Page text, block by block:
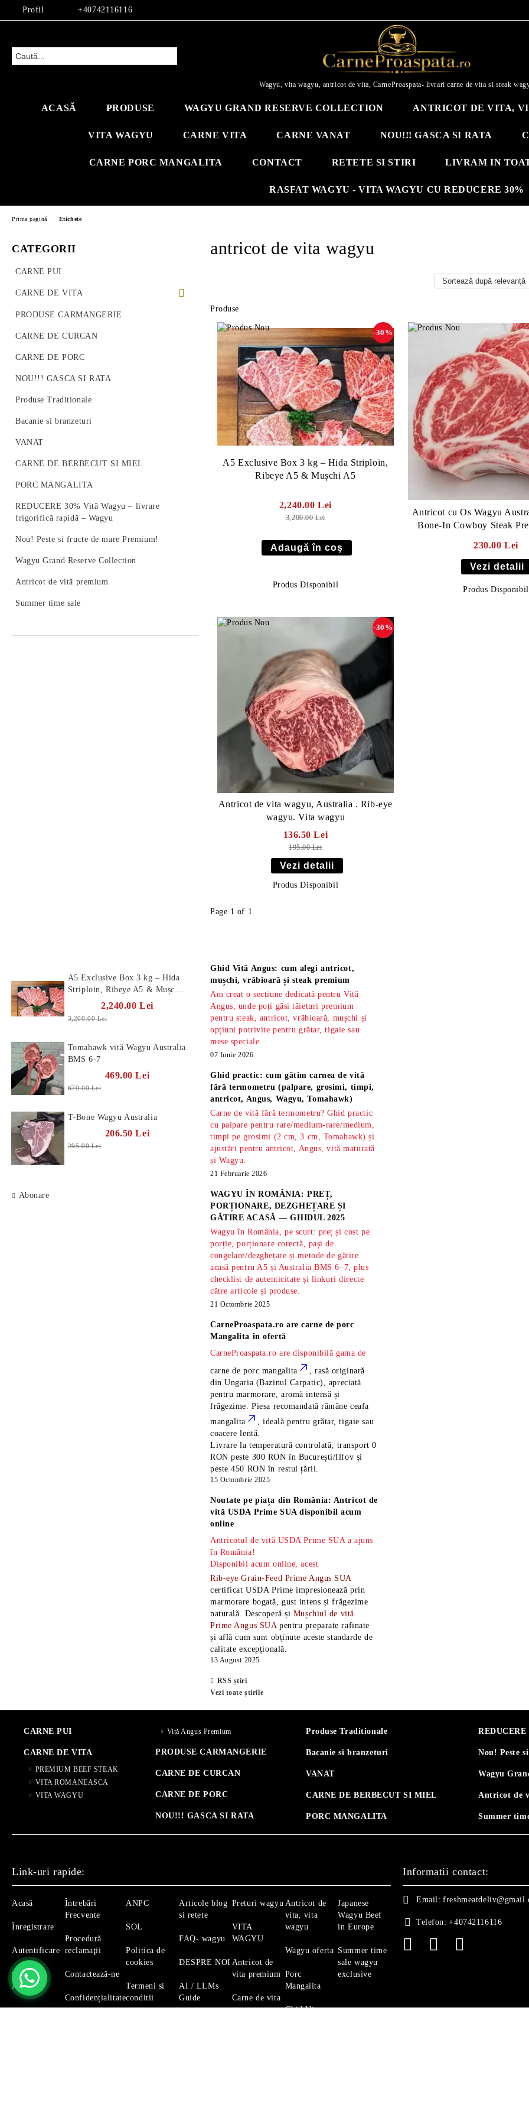
Profil +40742116116
Wagyu, vita wagyu, antricot de vita, CarneProaspata- livrari carne de vita si steak
ACASĂ PRODUSE WAGYU GRAND RESERVE COLLECTION ANTRICOT DE VITA,
VITA WAGYU CARNE VITA CARNE VANAT NOU!!! GASCA SI RATA
CARNE PORC MANGALITA CONTACT RETETE SI STIRI LIVRAM IN
RASFAT WAGYU - VITA WAGYU CU REDUCERE 30%
CATEGORII
CARNE PUI
CARNE DE VITA
PREMIUM BEEF STEAK
VITA ROMANEASCA
VITA WAGYU
Vită Angus Premium
PRODUSE CARMANGERIE
CARNE DE CURCAN
CARNE DE PORC
NOU!!! GASCA SI RATA
Produse Traditionale
Bacanie si branzeturi
VANAT
CARNE DE BERBECUT SI MIEL
PORC MANGALITA
REDUCERE 30% Vită Wagyu – livrare
frigorifică rapidă – Wagyu
Nou! Peste si fructe de mare Premium!
Wagyu Grand Reserve Collection
Antricot de vită premium
Summer time sale
Prima pagină Etichete
antricot de vita wagyu
Produse
A5 Exclusive Box 3 kg – Hida Striploin,
Ribeye A5 & Mușchi A5
-30%
2,240.00 Lei
3,200.00 Lei
Produs Disponibil
Antricot cu Os Wagyu
Bone-In Cowboy Steak
230.00 Lei
Vezi detalii
Produs Disponibil
Antricot de vita wagyu, Australia . Rib-eye
wagyu. Vita wagyu
-30%
136.50 Lei
195.00 Lei
Vezi detalii
Produs Disponibil
Page 1 of 1
A5 Exclusive Box 3 kg – Hida
Striploin, Ribeye A5 & Mușchi
2,240.00 Lei
3,200.00 Lei
Tomahawk vită Wagyu Australia
BMS 6-7
469.00 Lei
670.00 Lei
T-Bone Wagyu Australia
206.50 Lei
295.00 Lei
Abonare
Ghid Vită Angus: cum alegi antricot,
mușchi, vrăbioară și steak premium
Am creat o secțiune dedicată pentru Vită
Angus, unde poți găsi tăieturi premium
pentru steak, antricot, vrăbioară, mușchi și
opțiuni potrivite pentru grătar, tigaie sau
mese speciale.
07 Iunie 2026
Ghid practic: cum gătim carnea de vită
fără termometru (palpare, grosimi, timpi,
antricot, Angus, Wagyu, Tomahawk)
Carne de vită fără termometru? Ghid practic
cu palpare pentru rare/medium-rare/medium,
timpi pe grosimi (2 cm, 3 cm, Tomahawk) și
ajustări pentru antricot, Angus, vită maturată
și Wagyu.
21 Februarie 2026
WAGYU ÎN ROMÂNIA: PREȚ,
PORȚIONARE, DEZGHEȚARE ȘI
GĂTIRE ACASĂ — GHIDUL 2025
Wagyu în România, pe scurt: preț și cost pe
porție, porționare corectă, pași de
congelare/dezghețare și metode de gătire
acasă pentru A5 și Australia BMS 6–7, plus
checklist de autenticitate și linkuri directe
către articole și produse.
21 Octombrie 2025
CarneProaspata.ro arecarne de porc
Mangalita în ofertă
CarneProaspata.ro are disponibilă gama de
carne de porc mangalita
, rasă originară
din Ungaria (Bazinul Carpatic), apreciată
pentru marmorare, aromă intensă și
frăgezime. Piesa recomandată rămâneceafa
mangalita
, ideală pentru grătar, tigaie sau
coacere lentă.
Livrare la temperatură controlată; transport 0
RON peste 300 RON în București/Ilfov și
peste 450 RON în restul țării.
15 Octombrie 2025
Noutate pe piața din România: Antricot de
vită USDA Prime SUA disponibil acum
online
Antricotul de vită USDA Prime SUA a ajuns
în România!
Disponibil acum online, acest
Rib-eye Grain-Feed Prime Angus SUA
certificat USDA Prime impresionează prin
marmorare bogată, gust intens și frăgezime
naturală. Descoperă și Mușchiul de vită
Prime Angus SUA pentru preparate rafinate
și află cum sunt obținute aceste standarde de
calitate excepțională.
13 August 2025
RSS știri
Vezi toate știrile
CARNE PUI
CARNE DE VITA
PREMIUM BEEF STEAK
VITA ROMANEASCA
VITA WAGYU
Vită Angus Premium
PRODUSE CARMANGERIE
CARNE DE CURCAN
CARNE DE PORC
NOU!!! GASCA SI RATA
Produse Traditionale
Bacanie si branzeturi
VANAT
CARNE DE BERBECUT SI MIEL
PORC MANGALITA
Nou! Peste
Wagyu
Antricot de
Summer
Link-uri rapide:
Acasă
Înregistrare
Autentificare
Căutare
Avansată
Întrebări
Frecvente
Procedură
reclamaţii
Contactează-ne
Confidențialitate
ANPC
SOL
Politica de
cookies
Termeni si
conditii
Articole blog
si retete
FAQ- wagyu
DESPRE NOI
AI / LLMs
Guide
Preturi wagyu
VITA
WAGYU
Antricot de
vita premium
Carne de vita
Antricot de
vita, vita
wagyu
Wagyu oferta
Porc
Mangalita
Ghid Vita
Japanese
Wagyu Beef
in Europe
Summer time
sale wagyu
exclusive
Informatii contact:
Email:
Telefon: +40742116116